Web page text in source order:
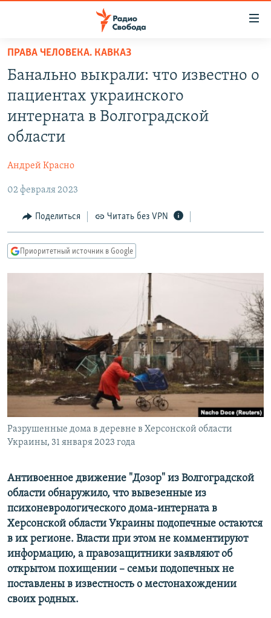
упрощенного
доступа
основному
содержанию
навигации
Вернутся
поиску
АВТОРСКИЕ ПРОЕКТЫ
ЦИТАТЫ СВОБОДЫ
КУЛЬТУРА
IDEL.РЕАЛИИ
КАВКАЗ.РЕАЛИИ
СИБИРЬ.РЕАЛИИ
ПОДПИШИТЕСЬ НА РАССЫЛКУ
СОЦИАЛЬНЫЕ СЕТИ
Все сайты РСЕ/РС
ПРАВА ЧЕЛОВЕКА. КАВКАЗ
Банально выкрали: что известно о
пациентах украинского
интерната в Волгоградской
области
Андрей Красно
02 февраля 2023
Поделиться Читать без VPN
Приоритетный источник в Google
Разрушенные дома в деревне в Херсонской области
Украины, 31 января 2023 года
Антивоенное движение "Дозор" из Волгоградской
области обнаружило, что вывезенные из
психоневрологического дома-интерната в
Херсонской области Украины подопечные остаются
в их регионе. Власти при этом не комментируют
информацию, а правозащитники заявляют об
открытом похищении – семьи подопечных не
поставлены в известность о местонахождении
своих родных.